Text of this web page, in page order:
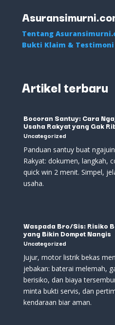
Tentang
Bukti Klaim & Testimoni
Artikel terbaru
Bocoran Santuy: Cara
Usaha Rakyat yang Gak
Uncategorized
Panduan santuy buat
Rakyat: dokumen, langkah,
quick win 2 menit. Simpel,
usaha.
Waspada Bro/Sis: Risiko
yang Bikin Dompet Nangis
Uncategorized
Jujur, motor listrik bekas
jebakan: baterai melemah,
berisiko, dan biaya
minta bukti servis, dan
kendaraan biar aman.